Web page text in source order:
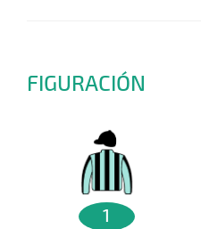
FIGURACIÓN
1